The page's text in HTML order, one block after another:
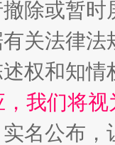
除或暂
关法律
权和知情
我们将
名公布